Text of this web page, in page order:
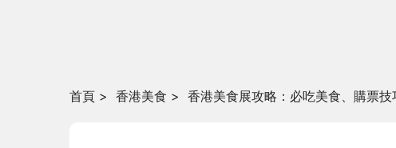
首頁 > 香港美食 > 香港美食展攻略：必吃美食、購票技